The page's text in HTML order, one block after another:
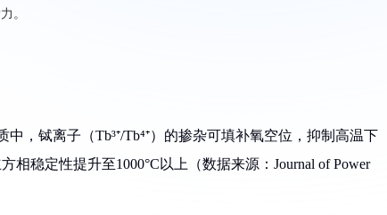
。
，铽离子（Tb³⁺/Tb⁴⁺）的掺杂可填补氧空位，抑制高温下
稳定性提升至1000°C以上（数据来源：Journal of Power